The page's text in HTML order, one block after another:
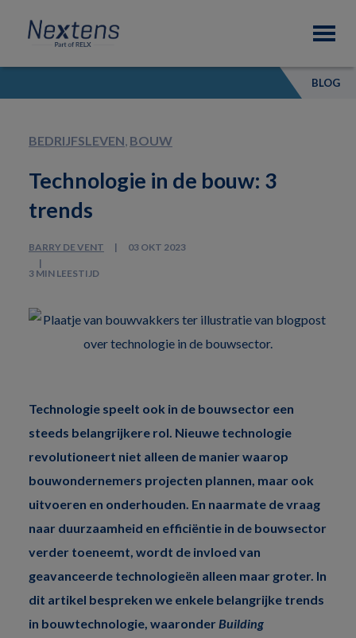
primary
navigation
content
footer
Nextens
Fiscaal
partner
van
BLOG
BEDRIJFSLEVEN, BOUW
Technologie in de bouw: 3
trends
BARRY DE VENT 03 OKT 2023
3 MIN LEESTIJD
Technologie speelt ook in de bouwsector een
steeds belangrijkere rol. Nieuwe technologie
revolutioneert niet alleen de manier waarop
bouwondernemers projecten plannen, maar ook
uitvoeren en onderhouden. En naarmate de vraag
naar duurzaamheid en efficiëntie in de bouwsector
verder toeneemt, wordt de invloed van
geavanceerde technologieën alleen maar groter. In
dit artikel bespreken we enkele belangrijke trends
in bouwtechnologie, waaronder Building